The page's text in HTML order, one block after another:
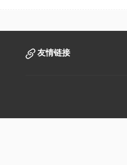
友情链接